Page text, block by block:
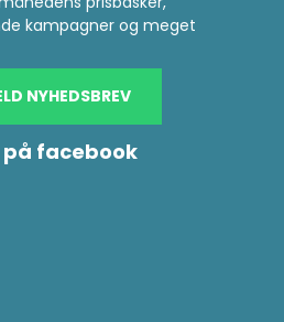
kampagner og meget
NYHEDSBREV
på facebook